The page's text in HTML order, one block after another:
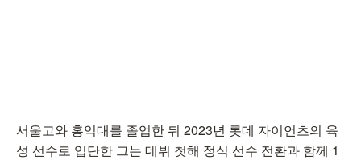
서울고와 홍익대를 졸업한 뒤 2023년 롯데 자이언츠의 육
성 선수로 입단한 그는 데뷔 첫해 정식 선수 전환과 함께 1